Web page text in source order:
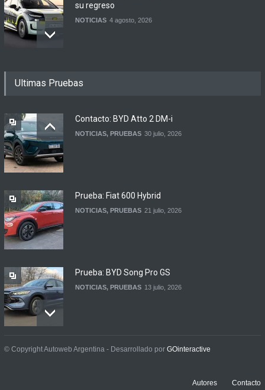
su regreso
NOTICIAS 4 agosto, 2026
ciudades anunciaron el
NOTICIAS 4 agosto, 2026
Ultimas Pruebas
Contacto: BYD Atto 2 DM-i
NOTICIAS, PRUEBAS 30 julio, 2026
Prueba: Fiat 600 Hybrid
NOTICIAS, PRUEBAS 21 julio, 2026
Prueba: BYD Song Pro GS
NOTICIAS, PRUEBAS 13 julio, 2026
Contacto: Jeep Wrangler
© Copyright Autoweb Argentina - Desarrollado por GOinteractive
Autores Contacto